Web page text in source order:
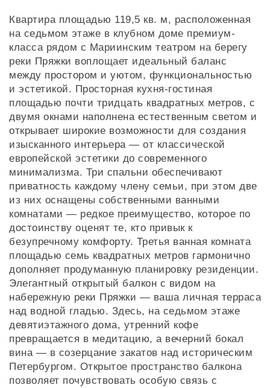
Квартира площадью 119,5 кв. м, расположенная
на седьмом этаже в клубном доме премиум-
класса рядом с Мариинским театром на берегу
реки Пряжки воплощает идеальный баланс
между простором и уютом, функциональностью
и эстетикой. Просторная кухня-гостиная
площадью почти тридцать квадратных метров, с
двумя окнами наполнена естественным светом и
открывает широкие возможности для создания
изысканного интерьера — от классической
европейской эстетики до современного
минимализма. Три спальни обеспечивают
приватность каждому члену семьи, при этом две
из них оснащены собственными ванными
комнатами — редкое преимущество, которое по
достоинству оценят те, кто привык к
безупречному комфорту. Третья ванная комната
площадью семь квадратных метров гармонично
дополняет продуманную планировку резиденции.
Элегантный открытый балкон с видом на
набережную реки Пряжки — ваша личная терраса
над водной гладью. Здесь, на седьмом этаже
девятиэтажного дома, утренний кофе
превращается в медитацию, а вечерний бокал
вина — в созерцание закатов над историческим
Петербургом. Открытое пространство балкона
позволяет почувствовать особую связь с